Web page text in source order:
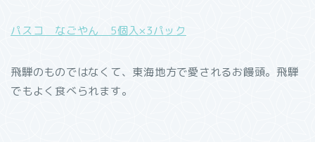
パスコ なごやん 5個入×3パック
飛騨のものではなくて、東海地方で愛されるお饅頭。飛騨
でもよく食べられます。